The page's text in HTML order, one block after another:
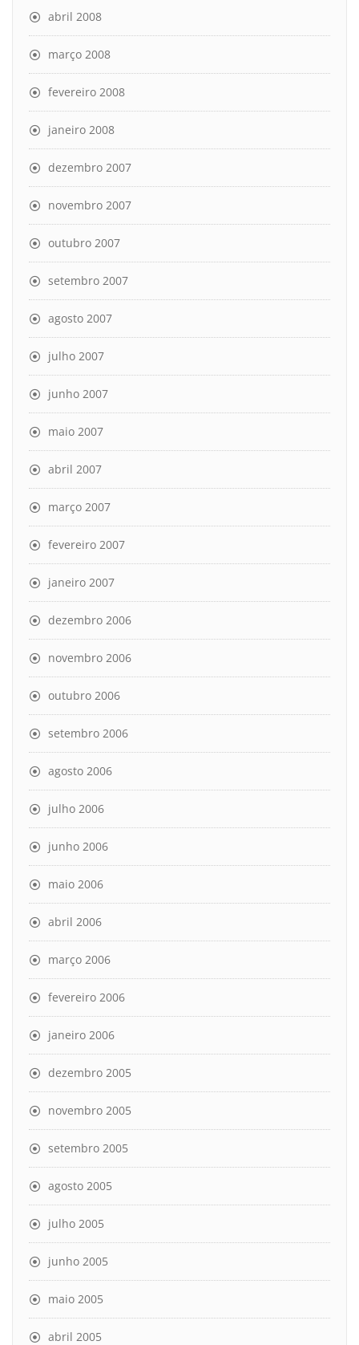
abril 2008
março 2008
fevereiro 2008
janeiro 2008
dezembro 2007
novembro 2007
outubro 2007
setembro 2007
agosto 2007
julho 2007
junho 2007
maio 2007
abril 2007
março 2007
fevereiro 2007
janeiro 2007
dezembro 2006
novembro 2006
outubro 2006
setembro 2006
agosto 2006
julho 2006
junho 2006
maio 2006
abril 2006
março 2006
fevereiro 2006
janeiro 2006
dezembro 2005
novembro 2005
setembro 2005
agosto 2005
julho 2005
junho 2005
maio 2005
abril 2005